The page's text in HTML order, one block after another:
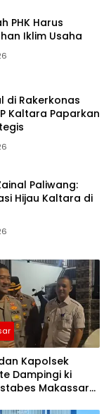
PHK Harus
Iklim Usaha
di Rakerkonas
Kaltara Paparkan
Paliwang:
Hijau Kaltara di
Kapolsek
Dampingi ki
Makassar